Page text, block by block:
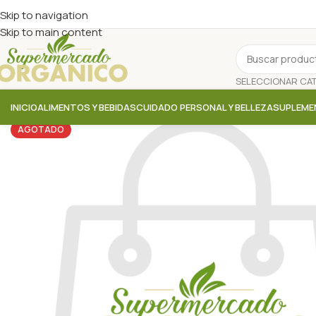
Skip to navigation
Skip to main content
INICIOALIMENTOS Y BEBIDASCUIDADO PERSONAL Y BELLEZA
AGOTADO